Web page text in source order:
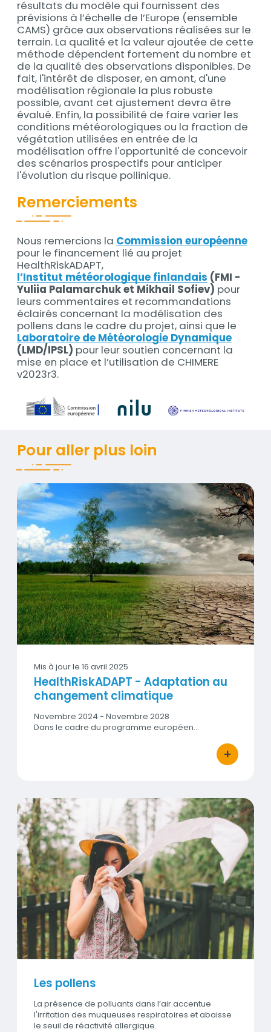
résultats du modèle qui fournissent des
prévisions à l’échelle de l’Europe (ensemble
CAMS) grâce aux observations réalisées sur le
terrain. La qualité et la valeur ajoutée de cette
méthode dépendent fortement du nombre et
de la qualité des observations disponibles. De
fait, l'intérêt de disposer, en amont, d'une
modélisation régionale la plus robuste
possible, avant cet ajustement devra être
évalué. Enfin, la possibilité de faire varier les
conditions météorologiques ou la fraction de
végétation utilisées en entrée de la
modélisation offre l'opportunité de concevoir
des scénarios prospectifs pour anticiper
l'évolution du risque pollinique.
Remerciements
Contenu
Nous remercions la Commission européenne
pour le financement lié au projet
HealthRiskADAPT,
l’Institut météorologique finlandais (FMI -
Yuliia Palamarchuk et Mikhail Sofiev) pour
leurs commentaires et recommandations
éclairés concernant la modélisation des
pollens dans le cadre du projet, ainsi que le
Laboratoire de Météorologie Dynamique
(LMD/IPSL) pour leur soutien concernant la
mise en place et l’utilisation de CHIMERE
v2023r3.
Titre
Pour aller plus loin
Contenus
HealthRiskADAPT - Adaptation au changement
Vignette
Mis à jour le 16 avril 2025
HealthRiskADAPT - Adaptation au
changement climatique
Date
début
Novembre 2024 - Novembre 2028
Dans le cadre du programme européen…
+
bouton
Les pollens
Visuel
Les pollens
La présence de polluants dans l’air accentue
l'irritation des muqueuses respiratoires et abaisse
le seuil de réactivité allergique.